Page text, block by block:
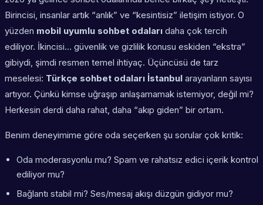
Birincisi, insanlar artık “anlık” ve “kesintisiz” iletişim istiyor. O
yüzden mobil uyumlu sohbet odaları daha çok tercih
ediliyor. İkincisi… güvenlik ve gizlilik konusu eskiden “ekstra”
gibiydi, şimdi resmen temel ihtiyaç. Üçüncüsü de tarz
meselesi: Türkçe sohbet odaları İstanbul arayanların sayısı
artıyor. Çünkü kimse uğraşıp anlaşamamak istemiyor, değil mi?
Herkesin derdi daha rahat, daha “akıp giden” bir ortam.
Benim deneyimime göre oda seçerken şu sorular çok kritik:
Oda moderasyonlu mu? Spam ve rahatsız edici içerik kontrol
ediliyor mu?
Bağlantı stabil mi? Ses/mesaj akışı düzgün gidiyor mu?